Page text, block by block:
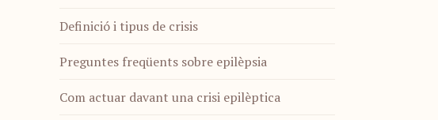
Definició i tipus de crisis
Preguntes freqüents sobre epilèpsia
Com actuar davant una crisi epilèptica